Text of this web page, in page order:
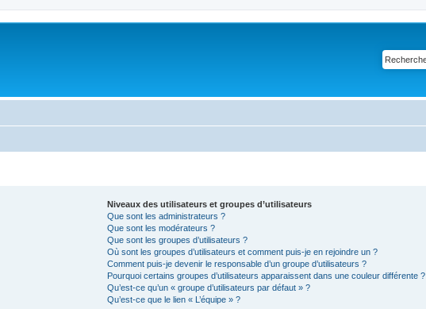
Niveaux des utilisateurs et groupes d’utilisateurs
Que sont les administrateurs ?
Que sont les modérateurs ?
Que sont les groupes d’utilisateurs ?
Où sont les groupes d’utilisateurs et comment puis-je en rejoindre un ?
Comment puis-je devenir le responsable d’un groupe d’utilisateurs ?
Pourquoi certains groupes d’utilisateurs apparaissent dans une couleur différente ?
Qu’est-ce qu’un « groupe d’utilisateurs par défaut » ?
Qu’est-ce que le lien « L’équipe » ?